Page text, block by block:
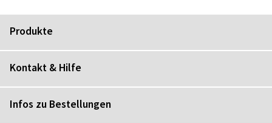
Produkte
Kontakt & Hilfe
Infos zu Bestellungen